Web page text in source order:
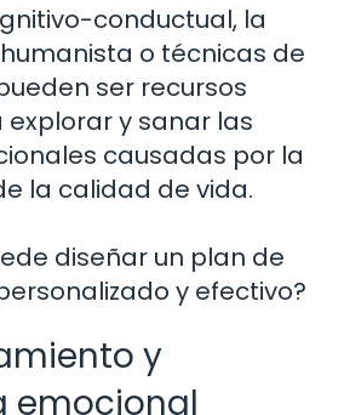
conductual, la
o técnicas de
ser recursos
y sanar las
causadas por la
la calidad de vida.
diseñar un plan de
y efectivo?
y
emocional